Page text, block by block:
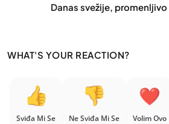
Danas svežije,
WHAT'S YOUR REACTION?
Sviđa Mi Se Ne Sviđa Mi Se Volim Ovo